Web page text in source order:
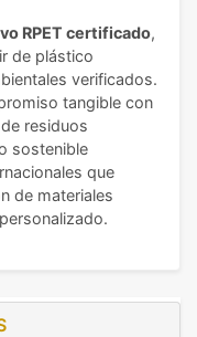
RPET certificado,
de plástico
verificados.
tangible con
residuos
sostenible
que
de materiales